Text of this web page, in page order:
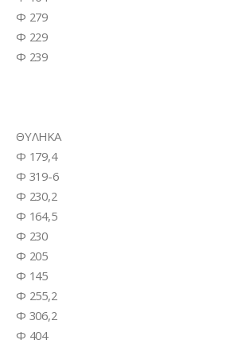
Φ 279
Φ 229
Φ 239
ΘΥΛΗΚΑ
Φ 179,4
Φ 319-6
Φ 230,2
Φ 164,5
Φ 230
Φ 205
Φ 145
Φ 255,2
Φ 306,2
Φ 404